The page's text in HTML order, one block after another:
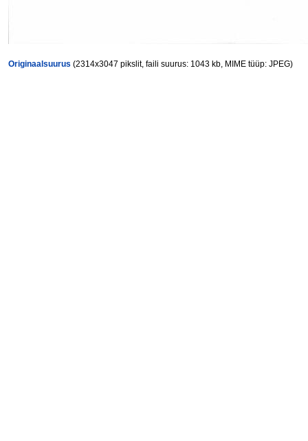
Originaalsuurus (2314x3047 pikslit, faili suurus: 1043 kb, MIME tüüp: JPEG)